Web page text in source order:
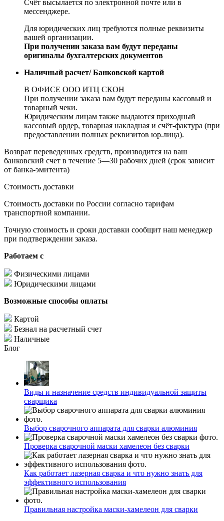
Счёт высылается по электронной почте или в
мессенджере.
Для юридических лиц требуются полные реквизиты
вашей организации.
При получении заказа вам будут переданы
оригиналы бухгалтерских документов
Наличный расчет/ Банковской картой
В ОФИСЕ ООО ИТЦ СКОН
При получении заказа вам будут переданы кассовый и
товарный чеки.
Юридическим лицам также выдаются приходный
кассовый ордер, товарная накладная и счёт-фактура (при
предоставлении полных реквизитов юр.лица).
Возврат переведенных средств, производится на ваш
банковский счет в течение 5—30 рабочих дней (срок зависит
от банка-эмитента)
Стоимость доставки
Стоимость доставки по России согласно тарифам
транспортной компании.
Точную стоимость и сроки доставки сообщит наш менеджер
при подтверждении заказа.
Работаем с
Физическими лицами
Юридическими лицами
Возможные способы оплаты
Картой
Безнал на расчетный счет
Наличные
Блог
Виды и назначение средств индивидуальной защиты
сварщика
Выбор сварочного аппарата для сварки алюминия
Проверка сварочной маски хамелеон без сварки
Как работает лазерная сварка и что нужно знать для
эффективного использования
Правильная настройка маски-хамелеон для сварки